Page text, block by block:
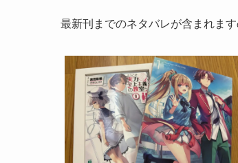
最新刊までのネタバレが含まれま